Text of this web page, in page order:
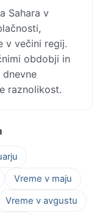
Sahara v
v večini regij.
obdobji in
raznolikost.
Vreme v maju
Vreme v avgustu